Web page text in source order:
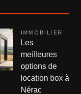
IMMOBILIER
Les
meilleures
options de
location box à
Nérac